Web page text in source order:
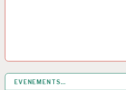
EVENEMENTS…
30 MAI 2019